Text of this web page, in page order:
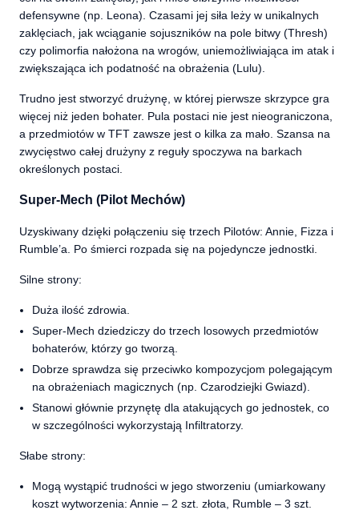
defensywne (np. Leona). Czasami jej siła leży w unikalnych
zaklęciach, jak wciąganie sojuszników na pole bitwy (Thresh)
czy polimorfia nałożona na wrogów, uniemożliwiająca im atak i
zwiększająca ich podatność na obrażenia (Lulu).
Trudno jest stworzyć drużynę, w której pierwsze skrzypce gra
więcej niż jeden bohater. Pula postaci nie jest nieograniczona,
a przedmiotów w TFT zawsze jest o kilka za mało. Szansa na
zwycięstwo całej drużyny z reguły spoczywa na barkach
określonych postaci.
Super-Mech (Pilot Mechów)
Uzyskiwany dzięki połączeniu się trzech Pilotów: Annie, Fizza i
Rumble’a. Po śmierci rozpada się na pojedyncze jednostki.
Silne strony:
Duża ilość zdrowia.
Super-Mech dziedziczy do trzech losowych przedmiotów
bohaterów, którzy go tworzą.
Dobrze sprawdza się przeciwko kompozycjom polegającym
na obrażeniach magicznych (np. Czarodziejki Gwiazd).
Stanowi głównie przynętę dla atakujących go jednostek, co
w szczególności wykorzystają Infiltratorzy.
Słabe strony:
Mogą wystąpić trudności w jego stworzeniu (umiarkowany
koszt wytworzenia: Annie – 2 szt. złota, Rumble – 3 szt.